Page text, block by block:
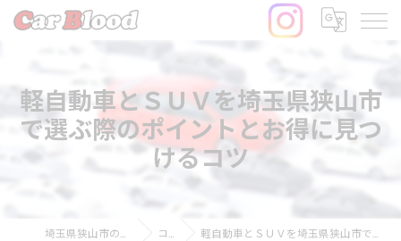
軽自動車とＳＵＶを埼玉県狭山市
で選ぶ際のポイントとお得に見つ
けるコツ
コラム 軽自動車とＳＵＶを埼玉県狭山市で選ぶ際のポイントとお得に見つけるコツ